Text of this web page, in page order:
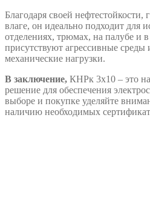
Благодаря своей нефтестойкости,
влаге, он идеально подходит для
отделениях, трюмах, на палубе и в
присутствуют агрессивные
механические нагрузки.
В заключение, КНРк 3х10 – это
решение для обеспечения
выборе и покупке уделяйте
наличию необходимых